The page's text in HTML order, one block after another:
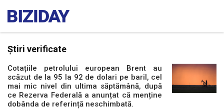
Știri verificate
Cotațiile petrolului european Brent au
scăzut de la 95 la 92 de dolari pe baril, cel
mai mic nivel din ultima săptămână, după
ce Rezerva Federală a anunțat că menține
dobânda de referință neschimbată.